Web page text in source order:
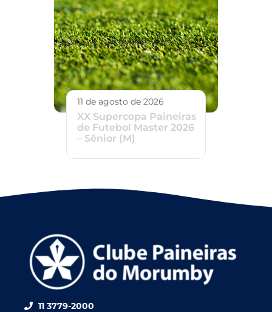
11 de agosto de 2026
XX Supercopa Paineiras
de Futebol Master 2026
– Sênior (M)
11 3779-2000